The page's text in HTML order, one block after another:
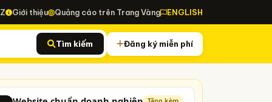
Giới thiệu Quảng cáo trên Trang Vàng ENGLISH
Tìm kiếm Đăng ký miễn phí